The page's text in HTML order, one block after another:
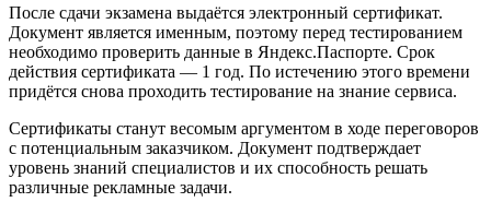
После сдачи экзамена выдаётся электронный сертификат.
Документ является именным, поэтому перед тестированием
необходимо проверить данные в Яндекс.Паспорте. Срок
действия сертификата — 1 год. По истечению этого времени
придётся снова проходить тестирование на знание сервиса.
Сертификаты станут весомым аргументом в ходе переговоров
с потенциальным заказчиком. Документ подтверждает
уровень знаний специалистов и их способность решать
различные рекламные задачи.